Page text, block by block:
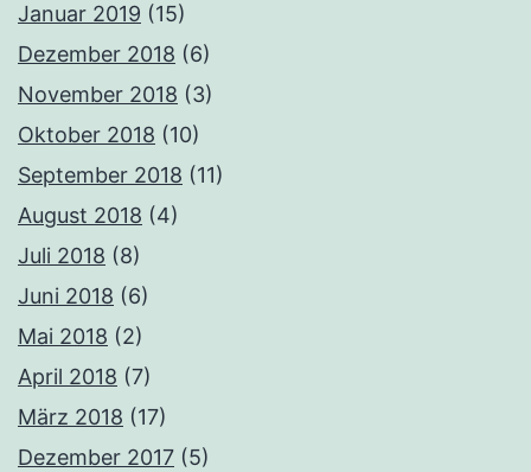
Januar 2019 (15)
Dezember 2018 (6)
November 2018 (3)
Oktober 2018 (10)
September 2018 (11)
August 2018 (4)
Juli 2018 (8)
Juni 2018 (6)
Mai 2018 (2)
April 2018 (7)
März 2018 (17)
Dezember 2017 (5)